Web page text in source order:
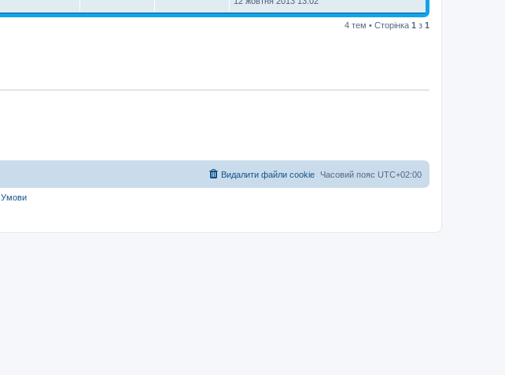
4 тем • Сторінка 1 з 1
Часовий пояс UTC+02:00
Видалити файли cookie
Умови